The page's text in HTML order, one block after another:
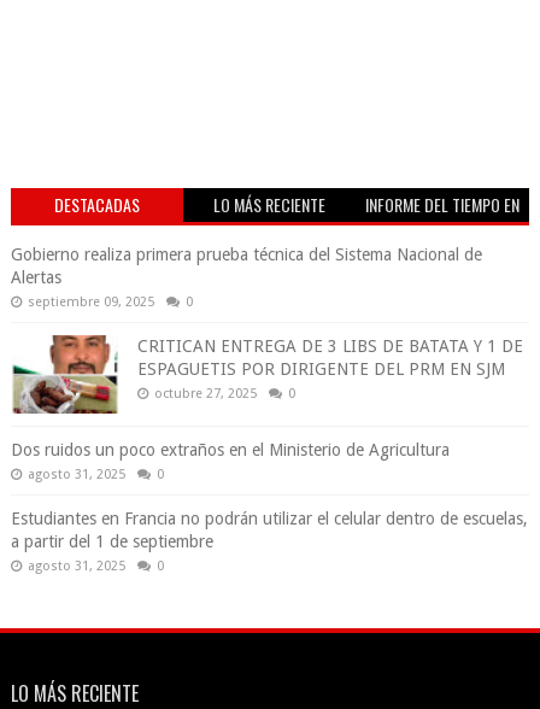
DESTACADAS LO MÁS RECIENTE
INFORME DEL TIEMPO EN
Gobierno realiza primera prueba técnica del Sistema Nacional de
Alertas
septiembre 09, 2025 0
CRITICAN ENTREGA DE 3 LIBS DE BATATA Y 1 DE
ESPAGUETIS POR DIRIGENTE DEL PRM EN SJM
octubre 27, 2025 0
Dos ruidos un poco extraños en el Ministerio de Agricultura
agosto 31, 2025 0
Estudiantes en Francia no podrán utilizar el celular dentro de escuelas,
a partir del 1 de septiembre
agosto 31, 2025 0
LO MÁS RECIENTE